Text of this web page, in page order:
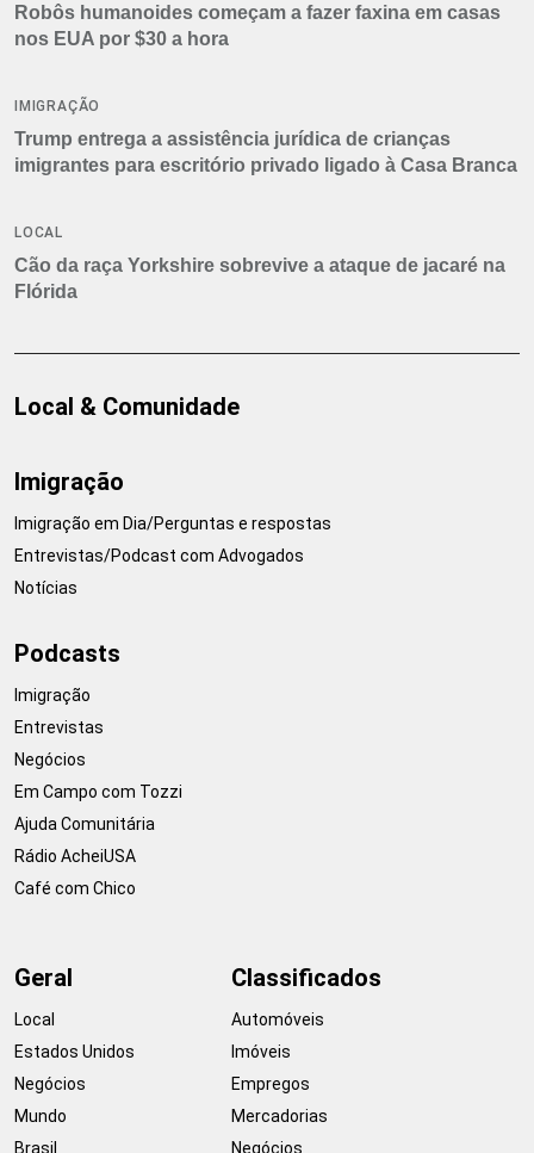
Robôs humanoides começam a fazer faxina em casas
nos EUA por $30 a hora
IMIGRAÇÃO
Trump entrega a assistência jurídica de crianças
imigrantes para escritório privado ligado à Casa Branca
LOCAL
Cão da raça Yorkshire sobrevive a ataque de jacaré na
Flórida
Local & Comunidade
Imigração
Imigração em Dia/Perguntas e respostas
Entrevistas/Podcast com Advogados
Notícias
Podcasts
Imigração
Entrevistas
Negócios
Em Campo com Tozzi
Ajuda Comunitária
Rádio AcheiUSA
Café com Chico
Geral
Local
Estados Unidos
Negócios
Mundo
Brasil
Classificados
Automóveis
Imóveis
Empregos
Mercadorias
Negócios